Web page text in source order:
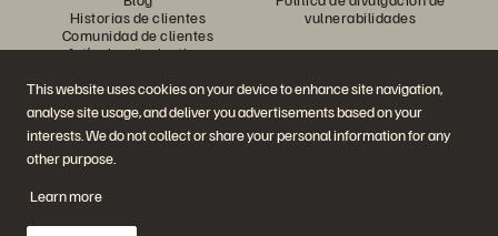
This website uses cookies on your device to enhance site navigation,
analyse site usage, and deliver you advertisements based on your
interests. We do not collect or share your personal information for any
other purpose.
Learn more
Historias de clientes
Comunidad de clientes
Artículos divulgativos
vulnerabilidades
Únase a la conversación
Siga las redes sociales oficiales de Everpure